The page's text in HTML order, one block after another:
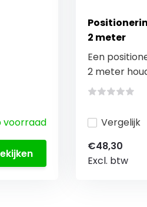
voorraad
2 meter
Een
2 meter
Vergelijk
€48,30
Excl. btw